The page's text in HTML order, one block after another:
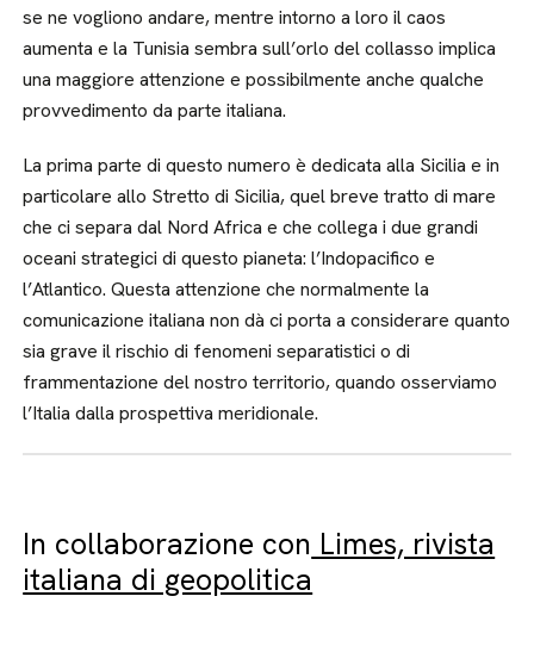
se ne vogliono andare, mentre intorno a loro il caos
aumenta e la Tunisia sembra sull’orlo del collasso implica
una maggiore attenzione e possibilmente anche qualche
provvedimento da parte italiana.
La prima parte di questo numero è dedicata alla Sicilia e in
particolare allo Stretto di Sicilia, quel breve tratto di mare
che ci separa dal Nord Africa e che collega i due grandi
oceani strategici di questo pianeta: l’Indopacifico e
l’Atlantico. Questa attenzione che normalmente la
comunicazione italiana non dà ci porta a considerare quanto
sia grave il rischio di fenomeni separatistici o di
frammentazione del nostro territorio, quando osserviamo
l’Italia dalla prospettiva meridionale.
In collaborazione con Limes, rivista
italiana di geopolitica